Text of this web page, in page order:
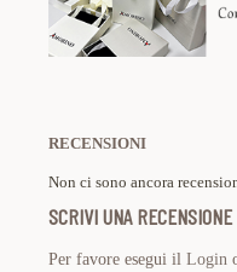
RECENSIONI
Non ci sono ancora
SCRIVI UNA RECENSIONE
Per favore esegui il Login